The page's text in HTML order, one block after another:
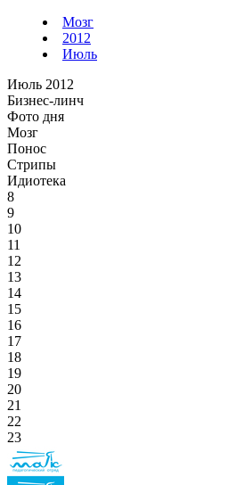
Мозг
2012
Июль
Июль 2012
Бизнес-линч
Фото дня
Мозг
Понос
Стрипы
Идиотека
8
9
10
11
12
13
14
15
16
17
18
19
20
21
22
23